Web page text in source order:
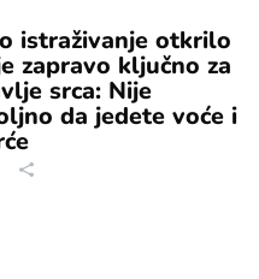
istraživanje otkrilo
zapravo ključno za
srca: Nije
da jedete voće i